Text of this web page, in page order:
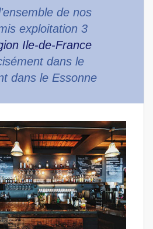
de nos
exploitation 3
Ile-de-France
dans le
dans le Essonne